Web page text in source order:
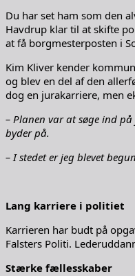
Du har set ham som den
Havdrup klar til at skifte
at få borgmesterposten i
Kim Kliver kender
og blev en del af den
dog en jurakarriere, men
– Planen var at søge ind
byder på.
– I stedet er jeg blevet
Lang karriere i politiet
Karrieren har budt på
Falsters Politi.
Stærke fællesskaber